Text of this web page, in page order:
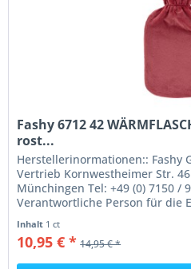
Fashy 6712 42
rost...
Herstellerinormationen:: Fashy
Vertrieb Kornwestheimer Str.
Münchingen Tel: +49 (0) 7150 /
Verantwortliche Person für die
Inhalt 1 ct
10,95 € * 14,95 € *